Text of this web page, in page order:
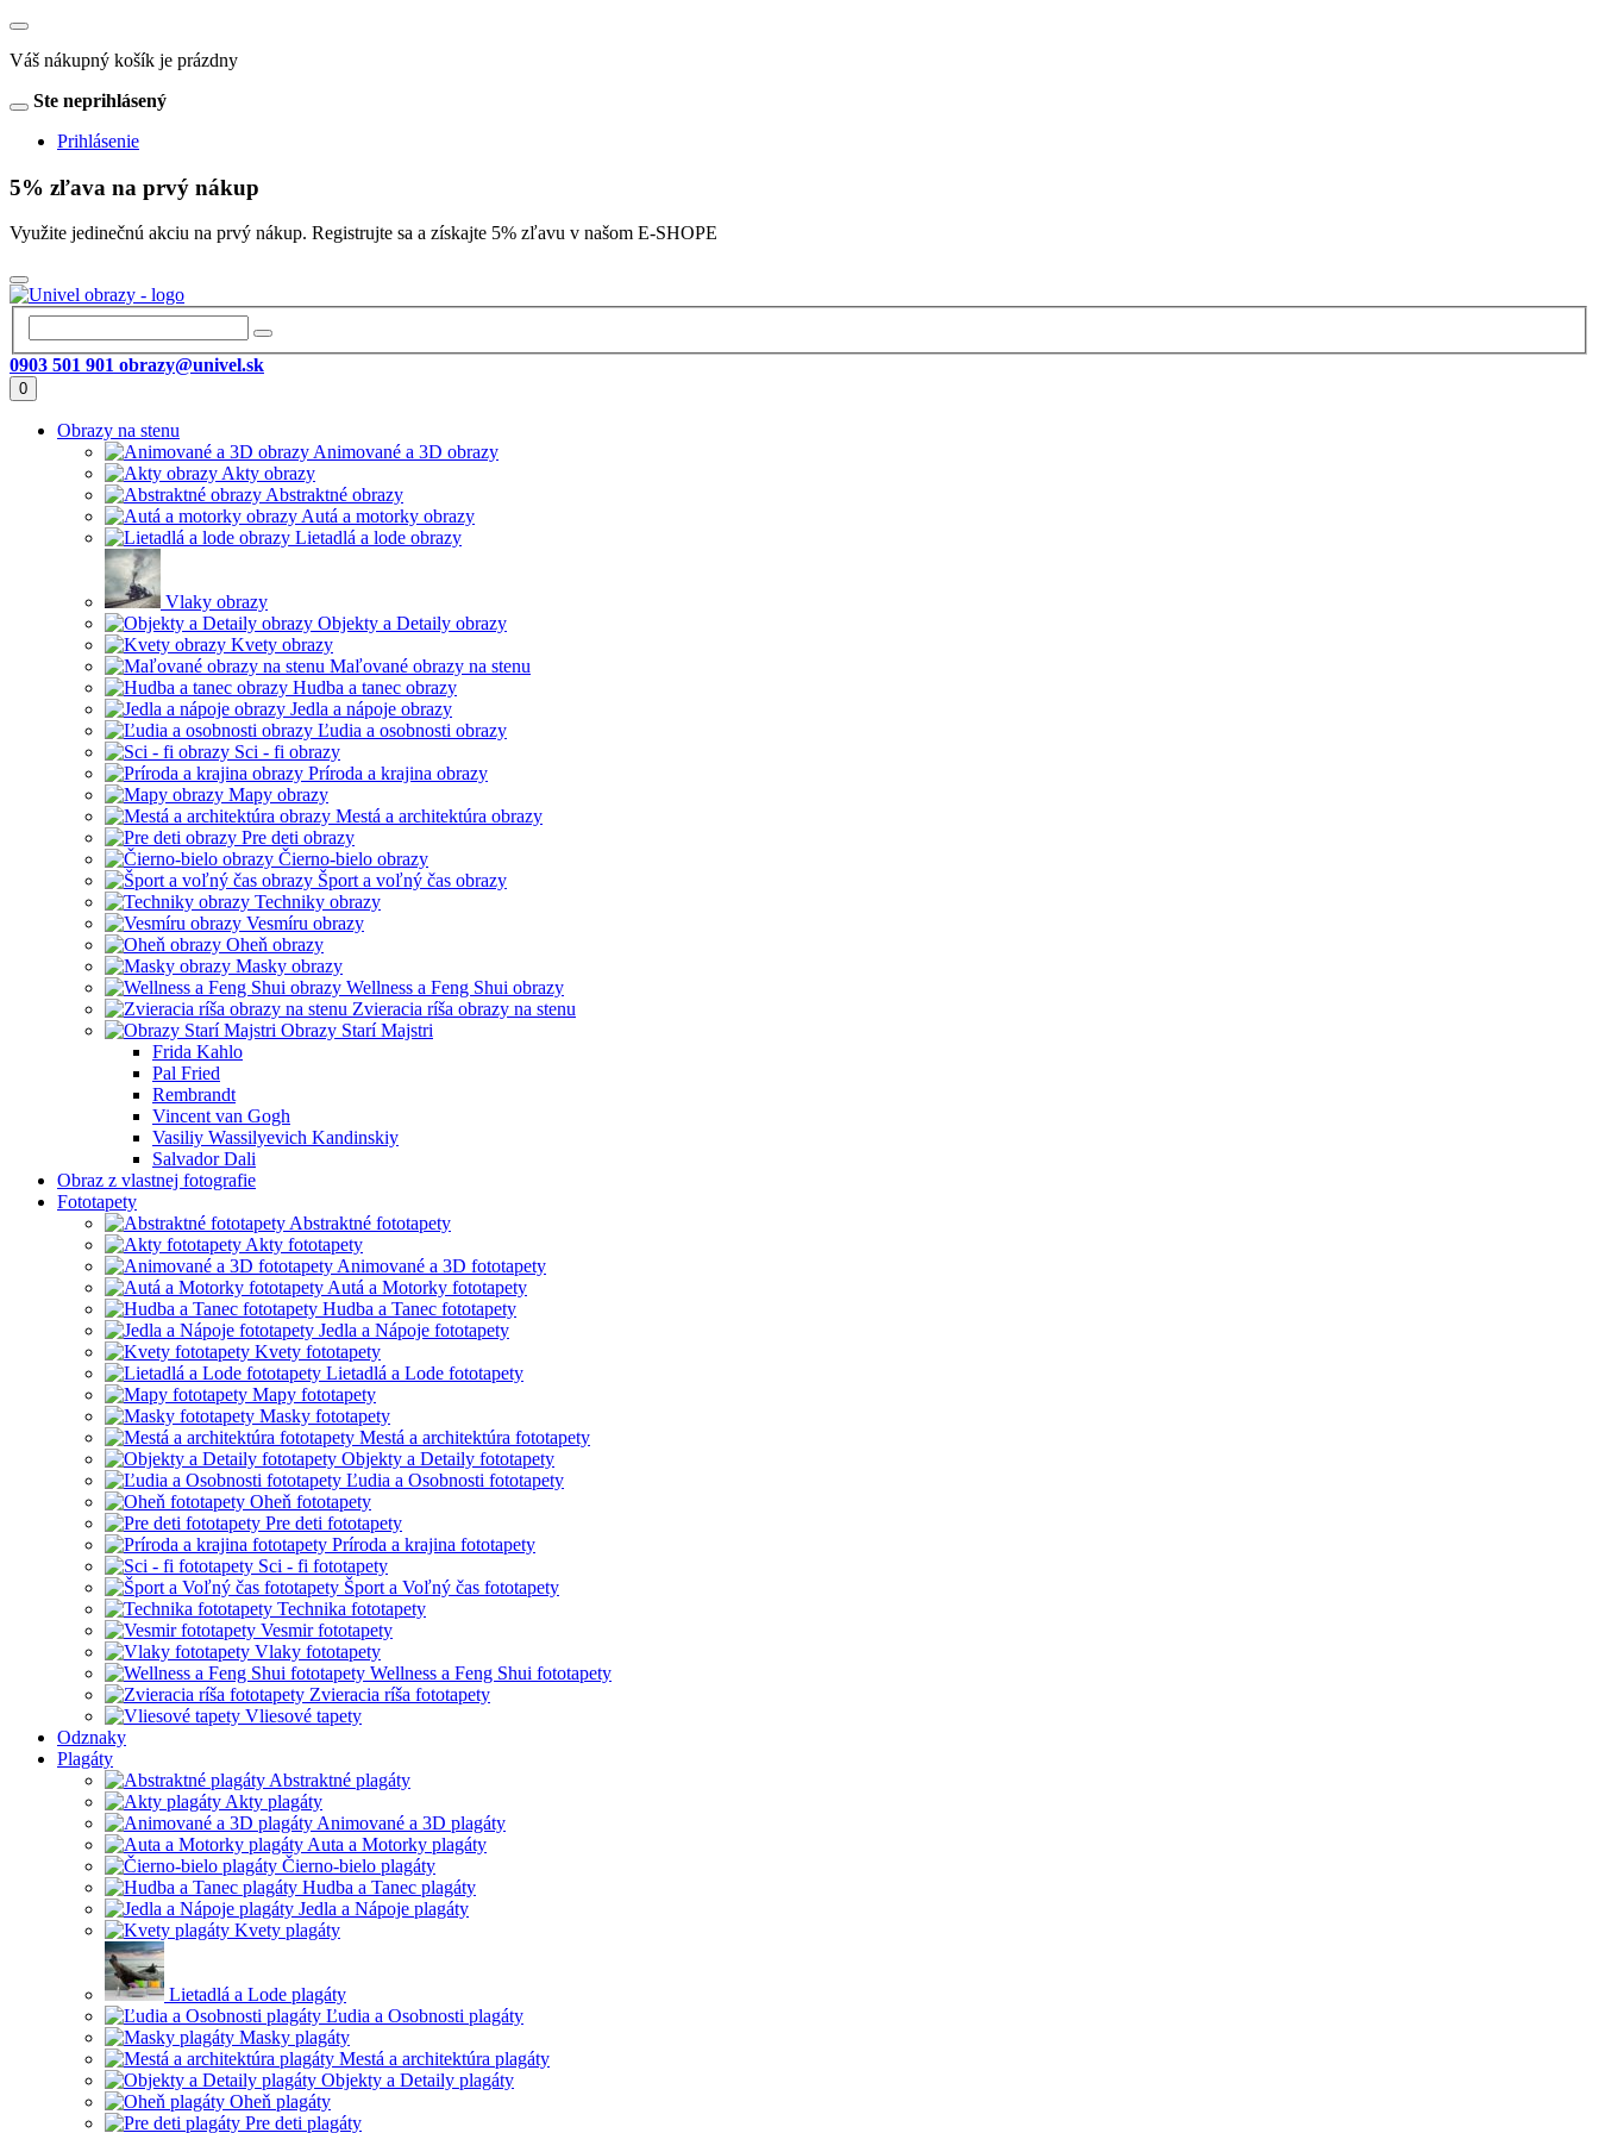
Váš nákupný košík je prázdny
Ste neprihlásený
Prihlásenie
5% zľava na prvý nákup
Využite jedinečnú akciu na prvý nákup. Registrujte sa a získajte 5% zľavu v našom E-SHOPE
0903 501 901 obrazy@univel.sk
0
Obrazy na stenu
Animované a 3D obrazy
Akty obrazy
Abstraktné obrazy
Autá a motorky obrazy
Lietadlá a lode obrazy
Vlaky obrazy
Objekty a Detaily obrazy
Kvety obrazy
Maľované obrazy na stenu
Hudba a tanec obrazy
Jedla a nápoje obrazy
Ľudia a osobnosti obrazy
Sci - fi obrazy
Príroda a krajina obrazy
Mapy obrazy
Mestá a architektúra obrazy
Pre deti obrazy
Čierno-bielo obrazy
Šport a voľný čas obrazy
Techniky obrazy
Vesmíru obrazy
Oheň obrazy
Masky obrazy
Wellness a Feng Shui obrazy
Zvieracia ríša obrazy na stenu
Obrazy Starí Majstri
Frida Kahlo
Pal Fried
Rembrandt
Vincent van Gogh
Vasiliy Wassilyevich Kandinskiy
Salvador Dali
Obraz z vlastnej fotografie
Fototapety
Abstraktné fototapety
Akty fototapety
Animované a 3D fototapety
Autá a Motorky fototapety
Hudba a Tanec fototapety
Jedla a Nápoje fototapety
Kvety fototapety
Lietadlá a Lode fototapety
Mapy fototapety
Masky fototapety
Mestá a architektúra fototapety
Objekty a Detaily fototapety
Ľudia a Osobnosti fototapety
Oheň fototapety
Pre deti fototapety
Príroda a krajina fototapety
Sci - fi fototapety
Šport a Voľný čas fototapety
Technika fototapety
Vesmir fototapety
Vlaky fototapety
Wellness a Feng Shui fototapety
Zvieracia ríša fototapety
Vliesové tapety
Odznaky
Plagáty
Abstraktné plagáty
Akty plagáty
Animované a 3D plagáty
Auta a Motorky plagáty
Čierno-bielo plagáty
Hudba a Tanec plagáty
Jedla a Nápoje plagáty
Kvety plagáty
Lietadlá a Lode plagáty
Ľudia a Osobnosti plagáty
Masky plagáty
Mestá a architektúra plagáty
Objekty a Detaily plagáty
Oheň plagáty
Pre deti plagáty